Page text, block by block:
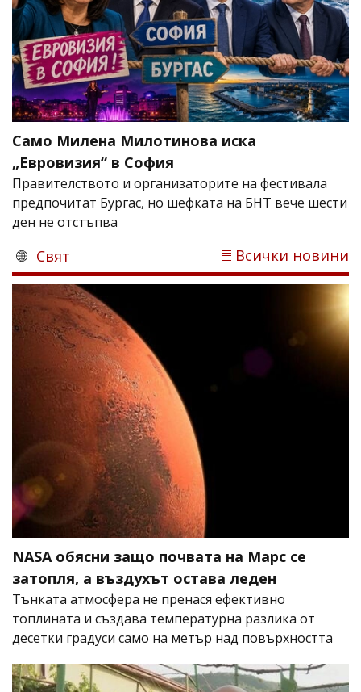
Само Милена Милотинова иска
„Евровизия“ в София
Правителството и организаторите на фестивала
предпочитат Бургас, но шефката на БНТ вече шести
ден не отстъпва
Свят Всички новини
NASA обясни защо почвата на Марс се
затопля, а въздухът остава леден
Тънката атмосфера не пренася ефективно
топлината и създава температурна разлика от
десетки градуси само на метър над повърхността